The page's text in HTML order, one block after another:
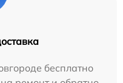
бесплатно